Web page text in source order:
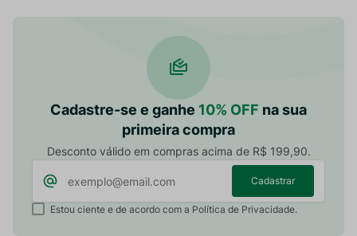
Cadastre-se e ganhe 10% OFF na sua
primeira compra
Desconto válido em compras acima de R$ 199,90.
Cadastrar
Estou ciente e de acordo com a Política de Privacidade.